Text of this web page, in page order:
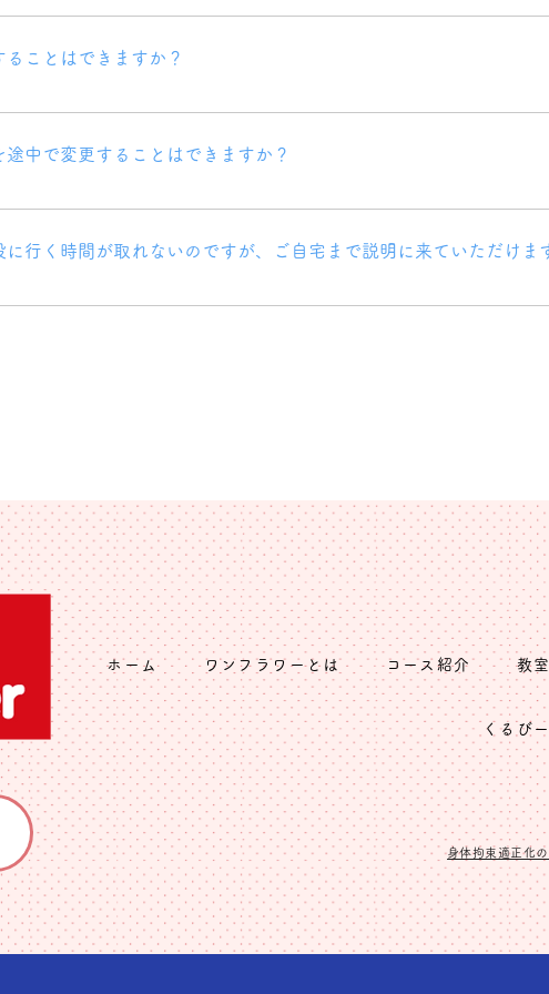
りますが、日曜日と祝日はお休みとなります。
ことはできますか？
者のご意向に合わせて、お子様に最適なプランを提案いたします。
中で変更することはできますか？
し、コースの空き状況や他の利用者との調整が必要となる場合がありますの
に行く時間が取れないのですが、ご自宅まで説明に来ていただけま
に来られないお忙しい保護者の方々にも、できる限り対応いたします。まず
ホーム ワンフラワーとは コース紹介 教
くるび
身体拘束適正化